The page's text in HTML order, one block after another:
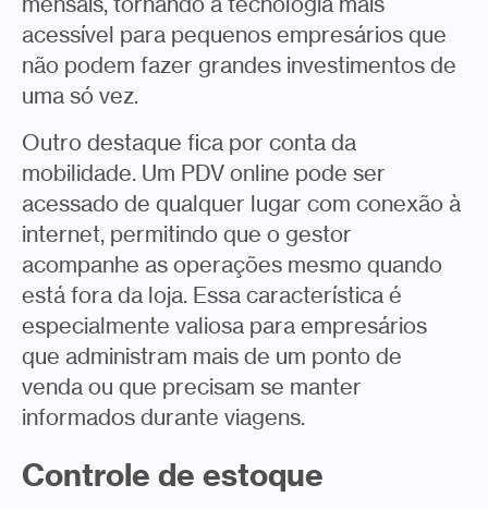
acessível para pequenos empresários que
não podem fazer grandes investimentos de
uma só vez.
Outro destaque fica por conta da
mobilidade. Um PDV online pode ser
acessado de qualquer lugar com conexão à
internet, permitindo que o gestor
acompanhe as operações mesmo quando
está fora da loja. Essa característica é
especialmente valiosa para empresários
que administram mais de um ponto de
venda ou que precisam se manter
informados durante viagens.
Controle de estoque